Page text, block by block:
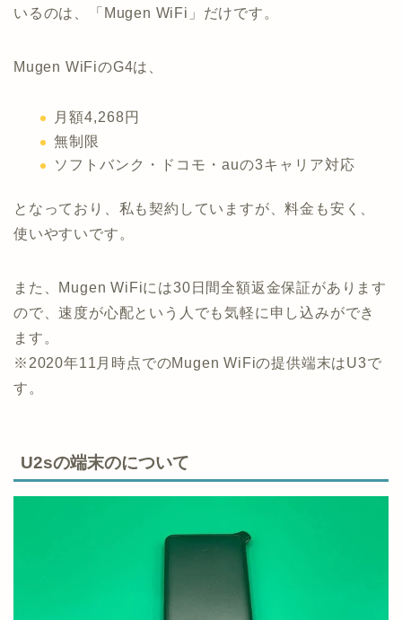
いるのは、「Mugen WiFi」だけです。
Mugen WiFiのG4は、
月額4,268円
無制限
ソフトバンク・ドコモ・auの3キャリア対応
となっており、私も契約していますが、料金も安く、
使いやすいです。
また、Mugen WiFiには30日間全額返金保証があります
ので、速度が心配という人でも気軽に申し込みができ
ます。
※2020年11月時点でのMugen WiFiの提供端末はU3で
す。
U2sの端末のについて